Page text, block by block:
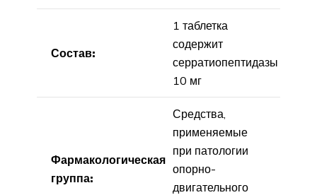
Состав:
1 таблетка
содержит
серратиопептидазы
10 мг
Фармакологическая
группа:
Средства,
применяемые
при патологии
опорно-
двигательного